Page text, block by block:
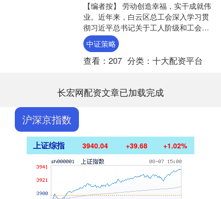
【编者按】 劳动创造幸福，实干成就伟
业。近年来，白云区总工会深入学习贯
彻习近平总书记关于工人阶级和工会工
作的重要论述，大力弘扬劳模精神、劳
动精神、工匠精神，立足....
中证策略
查看： 207 分类： 十大配资平台
长宏网配资文章已加载完成
沪深京指数
上证综指 3940.04 +39.68 +1.02%